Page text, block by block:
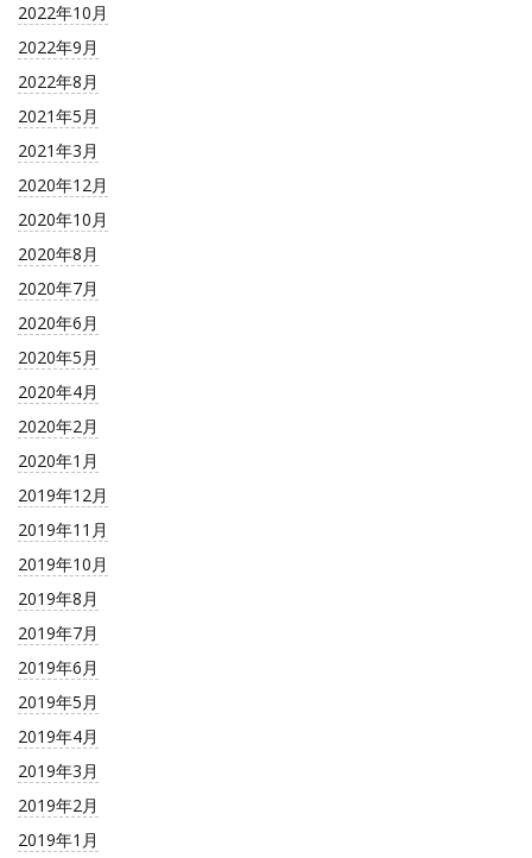
2022年10月
2022年9月
2022年8月
2021年5月
2021年3月
2020年12月
2020年10月
2020年8月
2020年7月
2020年6月
2020年5月
2020年4月
2020年2月
2020年1月
2019年12月
2019年11月
2019年10月
2019年8月
2019年7月
2019年6月
2019年5月
2019年4月
2019年3月
2019年2月
2019年1月